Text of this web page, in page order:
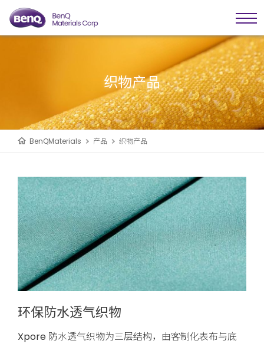
织物产品
BenQMaterials 产品 织物产品
环保防水透气织物
Xpore 防水透气织物为三层结构，由客制化表布与底